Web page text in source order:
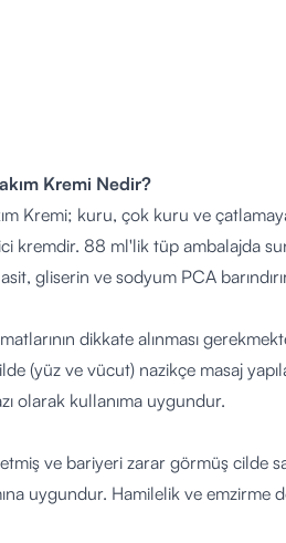
Kremi Nedir?
Kremi; kuru, çok kuru ve
kremdir. 88 ml'lik tüp ambalajda
gliserin ve sodyum PCA
dikkate alınması
(yüz ve vücut) nazikçe masaj
olarak kullanıma uygundur.
ve bariyeri zarar görmüş cilde
uygundur. Hamilelik ve emzirme